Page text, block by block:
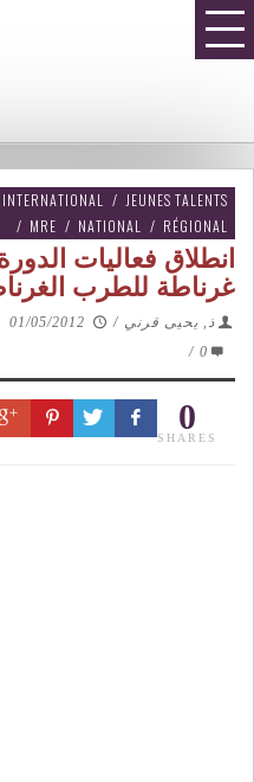
INTERNATIONAL / JEUNES TALENTS
/ MRE / NATIONAL / RÉGIONAL
انطلاق فعاليات
غرناطة للطرب
ذ, يحيى قرني /
01/05/2012
0
/
0
SHARES